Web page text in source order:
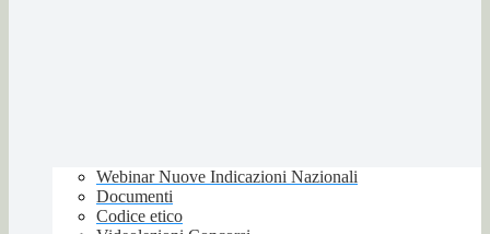
Webinar Nuove Indicazioni Nazionali
Documenti
Codice etico